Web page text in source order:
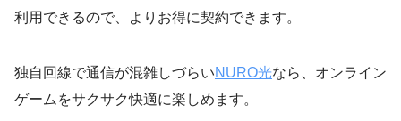
利用できるので、よりお得に契約できます。
独自回線で通信が混雑しづらいNURO光なら、オンライン
ゲームをサクサク快適に楽しめます。